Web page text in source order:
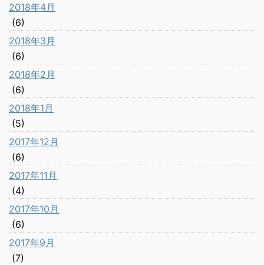
2018年4月
(6)
2018年3月
(6)
2018年2月
(6)
2018年1月
(5)
2017年12月
(6)
2017年11月
(4)
2017年10月
(6)
2017年9月
(7)